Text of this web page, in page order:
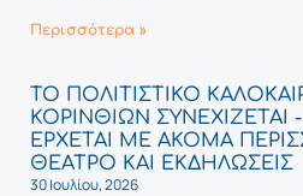
Περισσότερα »
ΤΟ ΠΟΛΙΤΙΣΤΙΚΟ
ΚΟΡΙΝΘΙΩΝ ΣΥΝΕΧΙΖΕΤΑΙ
ΕΡΧΕΤΑΙ ΜΕ ΑΚΟΜΑ
ΘΕΑΤΡΟ ΚΑΙ ΕΚΔΗΛΩΣΕΙΣ
30 Ιουλίου, 2026